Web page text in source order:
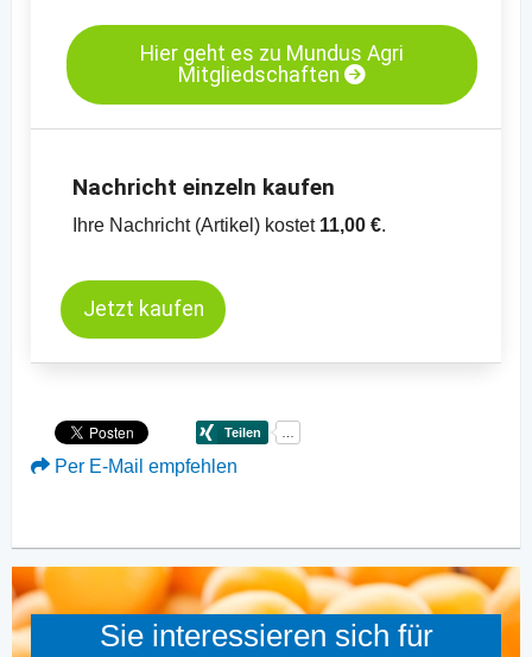
Hier geht es zu Mundus Agri
Mitgliedschaften
Nachricht einzeln kaufen
Ihre Nachricht (Artikel) kostet 11,00 €.
Jetzt kaufen
Per E-Mail empfehlen
Sie interessieren sich für